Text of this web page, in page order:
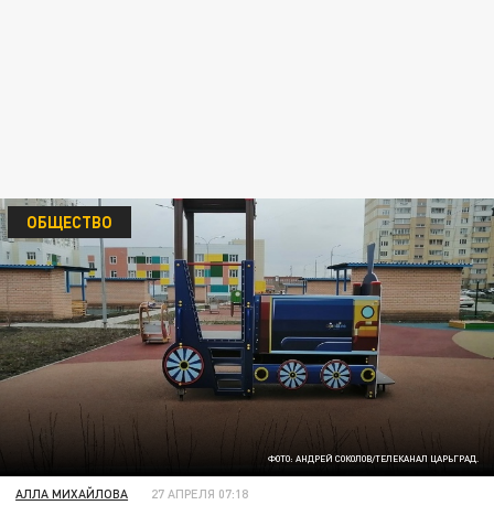
ФОТО: АНДРЕЙ СОКОЛОВ/ТЕЛЕКАНАЛ ЦАРЬГРАД.
ОБЩЕСТВО
АЛЛА МИХАЙЛОВА 27 АПРЕЛЯ 07:18